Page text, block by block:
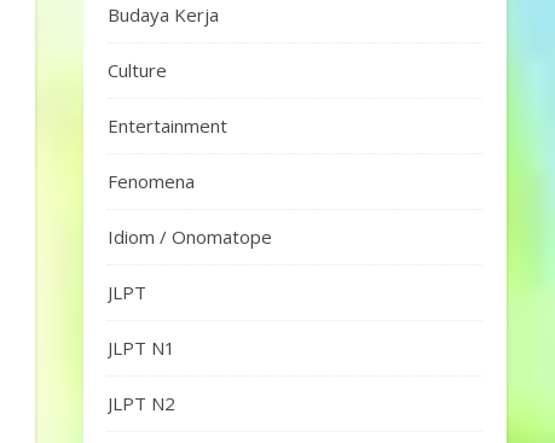
Budaya Kerja
Culture
Entertainment
Fenomena
Idiom / Onomatope
JLPT
JLPT N1
JLPT N2